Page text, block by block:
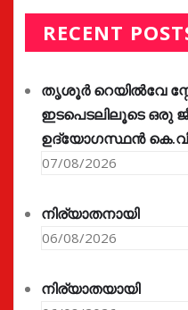
RECENT
തൃശൂർ റെയിൽവേ
ഇടപെടലിലൂടെ ഒരു
ഉദ്യോഗസ്ഥൻ
07/08/2026
നിര്യാതനായി
06/08/2026
നിര്യാതയായി